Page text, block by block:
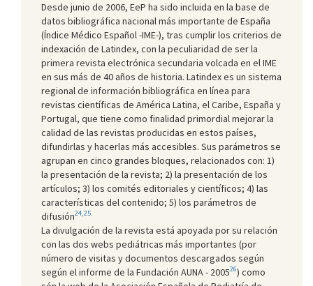
Desde junio de 2006, EeP ha sido incluida en la base de
datos bibliográfica nacional más importante de España
(Índice Médico Español -IME-), tras cumplir los criterios de
indexación de Latindex, con la peculiaridad de ser la
primera revista electrónica secundaria volcada en el IME
en sus más de 40 años de historia. Latindex es un sistema
regional de información bibliográfica en línea para
revistas científicas de América Latina, el Caribe, España y
Portugal, que tiene como finalidad primordial mejorar la
calidad de las revistas producidas en estos países,
difundirlas y hacerlas más accesibles. Sus parámetros se
agrupan en cinco grandes bloques, relacionados con: 1)
la presentación de la revista; 2) la presentación de los
artículos; 3) los comités editoriales y científicos; 4) las
características del contenido; 5) los parámetros de
difusión24,25.
La divulgación de la revista está apoyada por su relación
con las dos webs pediátricas más importantes (por
número de visitas y documentos descargados según
según el informe de la Fundación AUNA - 200526) como